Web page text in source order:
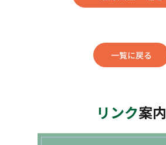
一覧に戻る
リンク案内